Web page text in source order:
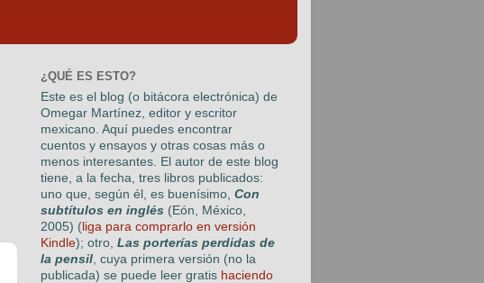
¿QUÉ ES ESTO?
Este es el blog (o bitácora electrónica) de
Omegar Martínez , editor y escritor
mexicano. Aquí puedes encontrar
cuentos y ensayos y otras cosas más o
menos interesantes. El autor de este blog
tiene, a la fecha, tres libros publicados:
uno que, según él, es buenísimo, Con
subtítulos en inglés (Eón, México,
2005) ( liga para comprarlo en versión
Kindle); otro, Las porterías perdidas de
la pensil , cuya primera versión (no la
publicada) se puede leer gratis haciendo